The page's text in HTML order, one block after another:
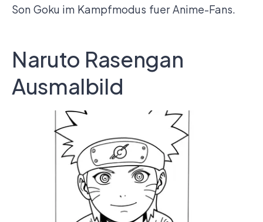
Son Goku im Kampfmodus fuer Anime-Fans.
Naruto Rasengan
Ausmalbild